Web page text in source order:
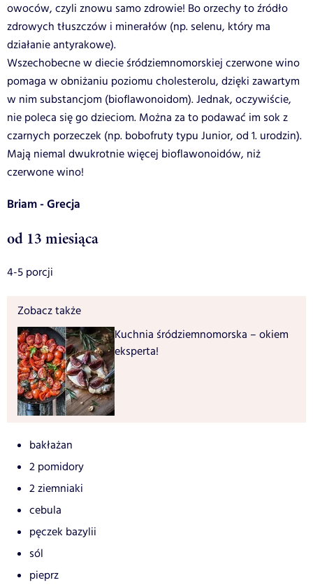
owoców, czyli znowu samo zdrowie! Bo orzechy to źródło
zdrowych tłuszczów i minerałów (np. selenu, który ma
działanie antyrakowe).
Wszechobecne w diecie śródziemnomorskiej czerwone wino
pomaga w obniżaniu poziomu cholesterolu, dzięki zawartym
w nim substancjom (bioflawonoidom). Jednak, oczywiście,
nie poleca się go dzieciom. Można za to podawać im sok z
czarnych porzeczek (np. bobofruty typu Junior, od 1. urodzin).
Mają niemal dwukrotnie więcej bioflawonoidów, niż
czerwone wino!
Briam - Grecja
od 13 miesiąca
4-5 porcji
Zobacz także
Kuchnia śródziemnomorska – okiem
eksperta!
bakłażan
2 pomidory
2 ziemniaki
cebula
pęczek bazylii
sól
pieprz